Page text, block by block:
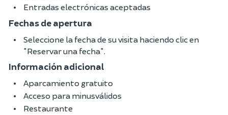
Entradas electrónicas aceptadas
Fechas de apertura
Seleccione la fecha de su visita haciendo clic en
"Reservar una fecha".
Información adicional
Aparcamiento gratuito
Acceso para minusválidos
Restaurante